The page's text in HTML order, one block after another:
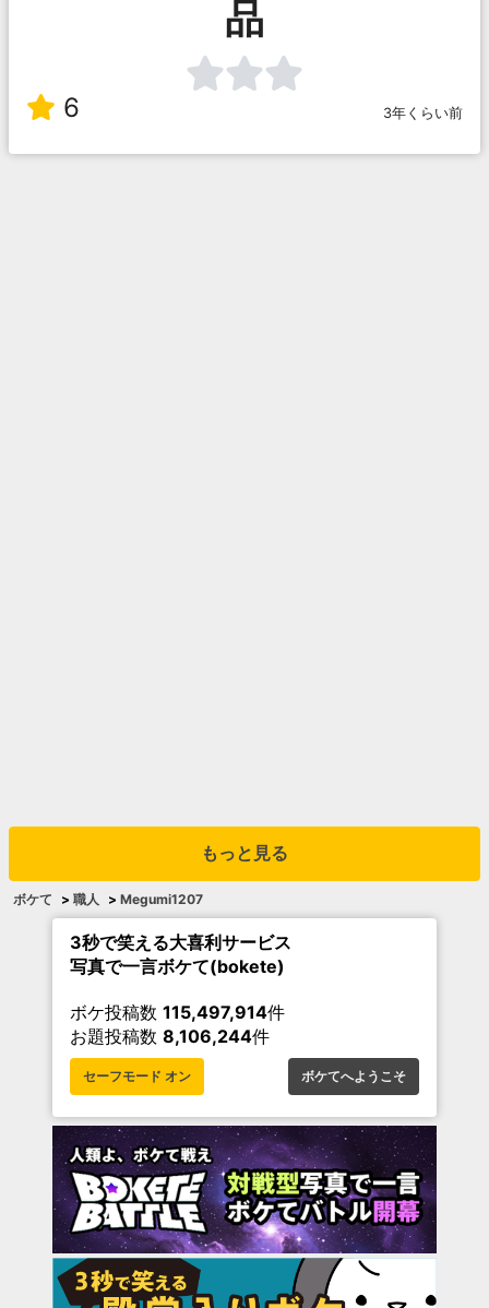
品
6 3年くらい前
もっと見る
ボケて > 職人 > Megumi1207
3秒で笑える大喜利サービス
写真で一言ボケて(bokete)
ボケ投稿数 115,497,914件
お題投稿数 8,106,244件
セーフモード オン ボケてへようこそ